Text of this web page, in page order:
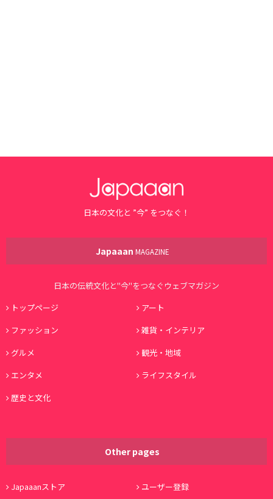
日本の文化と ”今” をつなぐ！
Japaaan MAGAZINE
日本の伝統文化と"今"をつなぐウェブマガジン
トップページ
アート
ファッション
雑貨・インテリア
グルメ
観光・地域
エンタメ
ライフスタイル
歴史と文化
Other pages
Japaaanストア ユーザー登録